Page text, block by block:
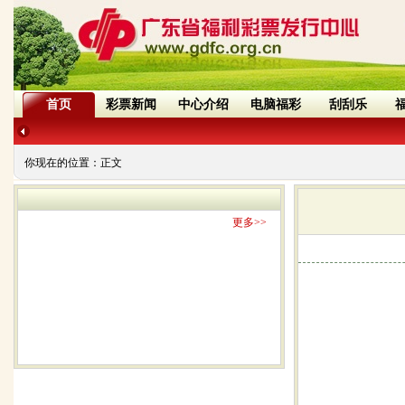
首页 彩票新闻 中心介绍 电脑福彩 刮刮乐
你现在的位置： 正文
更多>>